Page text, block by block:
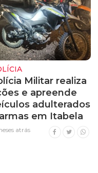
Militar realiza
e apreende
adulterados
em Itabela
atrás